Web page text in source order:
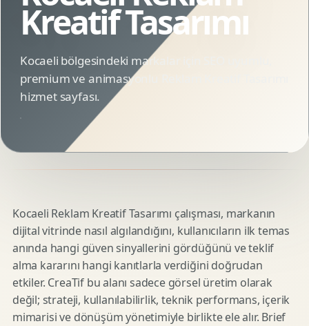
Kreatif Tasarımı
Kocaeli bölgesindeki markalar için SEO uyumlu,
premium ve animasyonlu Reklam Kreatif Tasarımı
hizmet sayfası.
Kocaeli Reklam Kreatif Tasarımı çalışması, markanın
dijital vitrinde nasıl algılandığını, kullanıcıların ilk temas
anında hangi güven sinyallerini gördüğünü ve teklif
alma kararını hangi kanıtlarla verdiğini doğrudan
etkiler. CreaTif bu alanı sadece görsel üretim olarak
değil; strateji, kullanılabilirlik, teknik performans, içerik
mimarisi ve dönüşüm yönetimiyle birlikte ele alır. Brief